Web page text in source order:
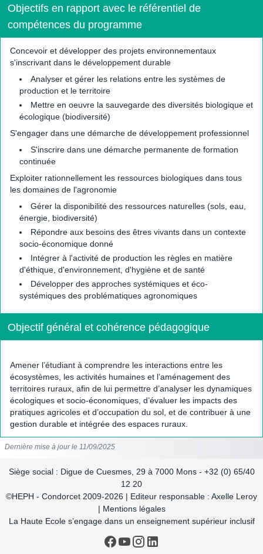
Objectifs en rapport avec le référentiel de
compétences du programme
Concevoir et développer des projets environnementaux
s'inscrivant dans le développement durable
Analyser et gérer les relations entre les systèmes de
production et le territoire
Mettre en oeuvre la sauvegarde des diversités biologique et
écologique (biodiversité)
S'engager dans une démarche de développement professionnel
S'inscrire dans une démarche permanente de formation
continuée
Exploiter rationnellement les ressources biologiques dans tous
les domaines de l'agronomie
Gérer la disponibilité des ressources naturelles (sols, eau,
énergie, biodiversité)
Répondre aux besoins des êtres vivants dans un contexte
socio-économique donné
Intégrer à l'activité de production les règles en matière
d'éthique, d'environnement, d'hygiène et de santé
Développer des approches systémiques et éco-
systémiques des problématiques agronomiques
Objectif général et cohérence pédagogique
Amener l’étudiant à comprendre les interactions entre les
écosystèmes, les activités humaines et l’aménagement des
territoires ruraux, afin de lui permettre d’analyser les dynamiques
écologiques et socio-économiques, d’évaluer les impacts des
pratiques agricoles et d’occupation du sol, et de contribuer à une
gestion durable et intégrée des espaces ruraux.
Dernière mise à jour le 11/09/2025
Siège social : Digue de Cuesmes, 29 à 7000 Mons - +32 (0) 65/40
12 20
©HEPH - Condorcet 2009-2026 | Editeur responsable : Axelle Leroy
| Mentions légales
La Haute Ecole s’engage dans un enseignement supérieur inclusif